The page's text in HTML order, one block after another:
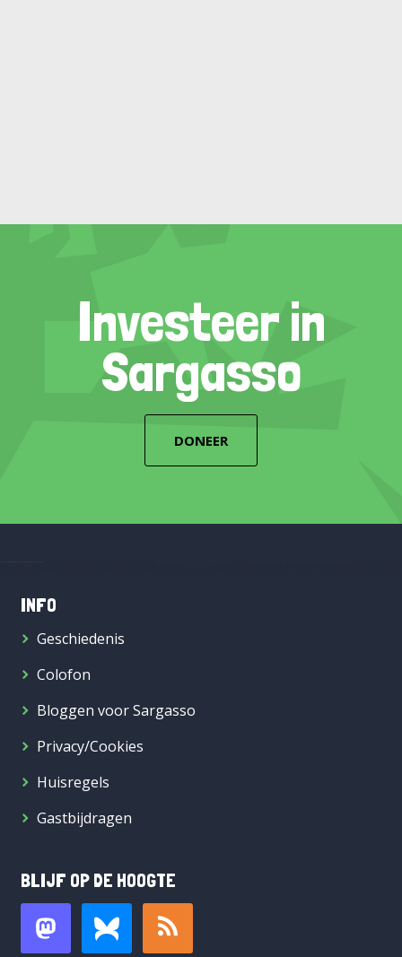
Investeer in
Sargasso
DONEER
INFO
Geschiedenis
Colofon
Bloggen voor Sargasso
Privacy/Cookies
Huisregels
Gastbijdragen
BLIJF OP DE HOOGTE